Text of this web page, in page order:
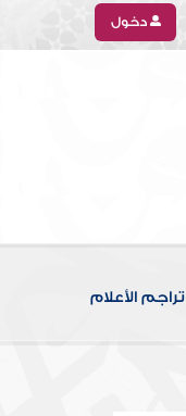
دخول
تراجم الأعلام